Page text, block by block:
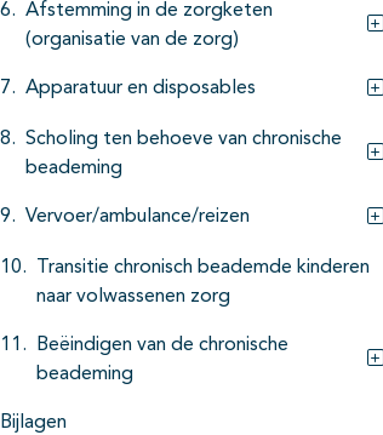
Afstemming in de zorgketen
(organisatie van de zorg)
Apparatuur en disposables
Scholing ten behoeve van chronische
beademing
Vervoer/ambulance/reizen
Transitie chronisch beademde kinderen
naar volwassenen zorg
Beëindigen van de chronische
beademing
Bijlagen